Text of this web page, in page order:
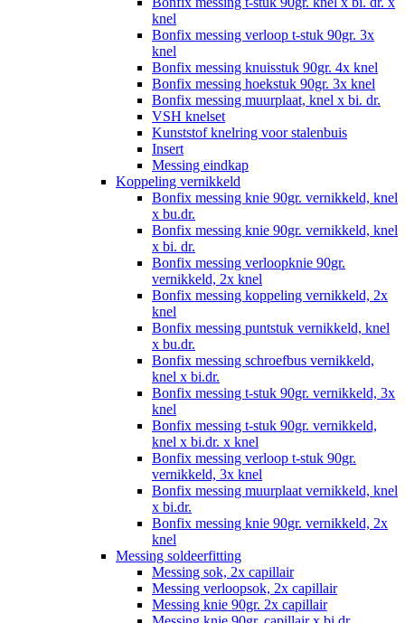
knel
Bonfix messing verloop t-stuk 90gr. 3x
knel
Bonfix messing knuisstuk 90gr. 4x knel
Bonfix messing hoekstuk 90gr. 3x knel
Bonfix messing muurplaat, knel x bi. dr.
VSH knelset
Kunststof knelring voor stalenbuis
Insert
Messing eindkap
Koppeling vernikkeld
Bonfix messing knie 90gr. vernikkeld, knel
x bu.dr.
Bonfix messing knie 90gr. vernikkeld, knel
x bi. dr.
Bonfix messing verloopknie 90gr.
vernikkeld, 2x knel
Bonfix messing koppeling vernikkeld, 2x
knel
Bonfix messing puntstuk vernikkeld, knel
x bu.dr.
Bonfix messing schroefbus vernikkeld,
knel x bi.dr.
Bonfix messing t-stuk 90gr. vernikkeld, 3x
knel
Bonfix messing t-stuk 90gr. vernikkeld,
knel x bi.dr. x knel
Bonfix messing verloop t-stuk 90gr.
vernikkeld, 3x knel
Bonfix messing muurplaat vernikkeld, knel
x bi.dr.
Bonfix messing knie 90gr. vernikkeld, 2x
knel
Messing soldeerfitting
Messing sok, 2x capillair
Messing verloopsok, 2x capillair
Messing knie 90gr. 2x capillair